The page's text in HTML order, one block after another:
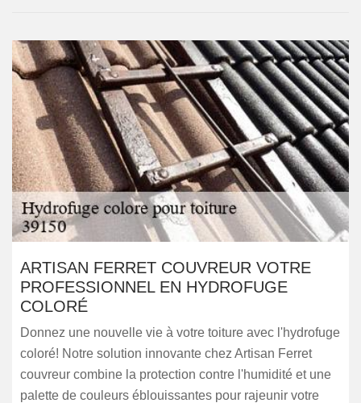
ARTISAN FERRET COUVREUR VOTRE
PROFESSIONNEL EN HYDROFUGE
COLORÉ
Donnez une nouvelle vie à votre toiture avec l'hydrofuge
coloré! Notre solution innovante chez Artisan Ferret
couvreur combine la protection contre l'humidité et une
palette de couleurs éblouissantes pour rajeunir votre